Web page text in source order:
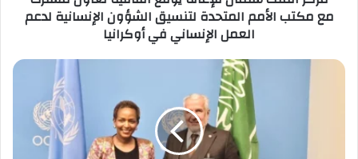
الأمم
المتحدة
الشؤون
الإنسانية
مع مكتب الأمم المتحدة لتنسيق الشؤون الإنسانية لدعم
العمل الإنساني في أوكرانيا
مركز